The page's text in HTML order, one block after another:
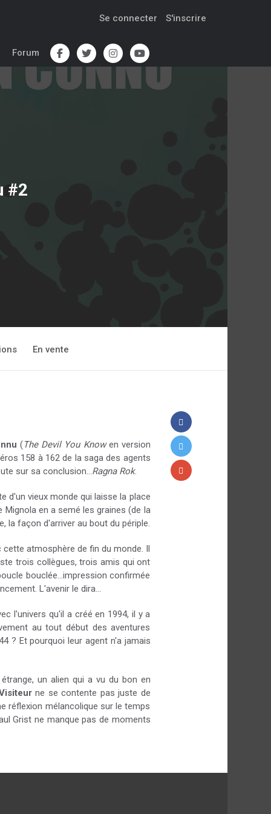
Se connecter S'inscrire
Forum
#2
En vente
(The Devil You Knowen version
158 à 162 de la saga des agents
sur sa conclusion...Ragna Rok.
d'un vieux monde qui laisse la place
en a semé les graines (de la
la façon d'arriver au bout du périple.
atmosphère de fin du monde. Il
trois collègues, trois amis qui ont
bouclée...impression confirmée
L'avenir le dira...
l'univers qu'il a créé en 1994, il y a
au tout début des aventures
? Et pourquoi leur agent n'a jamais
un alien qui a vu du bon en
ne se contente pas juste de
réflexion mélancolique sur le temps
Grist ne manque pas de moments